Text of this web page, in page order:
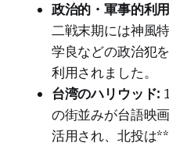
政治的・軍事的利
二戦末期には神風
学良などの政治犯
利用されました。
台湾のハリウッド:
の街並みが台語映
活用され、北投は